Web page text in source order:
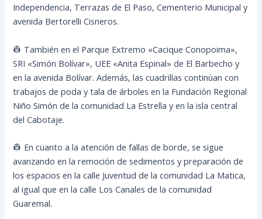
Independencia, Terrazas de El Paso, Cementerio Municipal y
avenida Bertorelli Cisneros.
👷 También en el Parque Extremo «Cacique Conopoima»,
SRI «Simón Bolívar», UEE «Anita Espinal» de El Barbecho y
en la avenida Bolívar. Además, las cuadrillas continúan con
trabajos de poda y tala de árboles en la Fundación Regional
Niño Simón de la comunidad La Estrella y en la isla central
del Cabotaje.
👷 En cuanto a la atención de fallas de borde, se sigue
avanzando en la remoción de sedimentos y preparación de
los espacios en la calle Juventud de la comunidad La Matica,
al igual que en la calle Los Canales de la comunidad
Guaremal.